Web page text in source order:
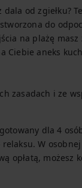
od zgiełku?
do
na plażę
Ciebie aneks
zasadach i ze
dla 4
W
opłatą, możesz